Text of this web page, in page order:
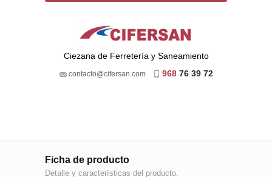
Ciezana de Ferretería y Saneamiento
contacto@cifersan.com 96876 39 72
Ficha de producto
Detalle y características del producto.